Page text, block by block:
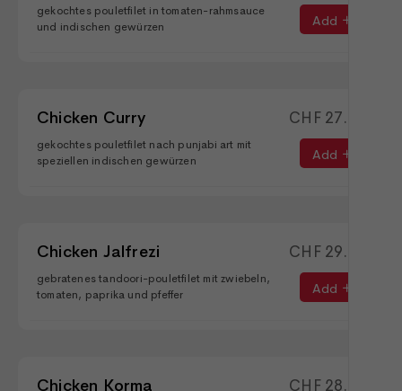
gekochtes pouletfilet in tomaten-rahmsauce
und indischen gewürzen
Add
Chicken Curry
gekochtes pouletfilet nach punjabi art mit
speziellen indischen gewürzen
CHF27.50
Add
Chicken Jalfrezi
gebratenes tandoori-pouletfilet mit zwiebeln,
tomaten, paprika und pfeffer
CHF29.50
Add
Chicken Korma CHF28.90